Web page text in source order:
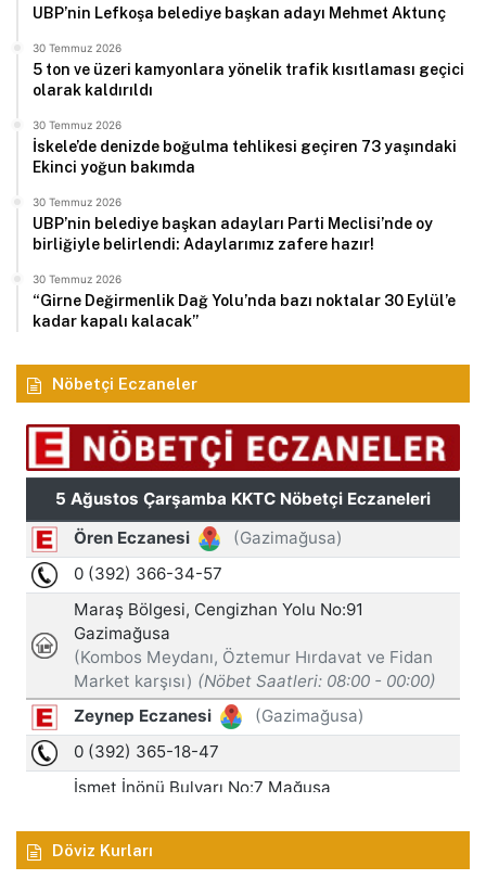
UBP’nin Lefkoşa belediye başkan adayı Mehmet Aktunç
30 Temmuz 2026
5 ton ve üzeri kamyonlara yönelik trafik kısıtlaması geçici
olarak kaldırıldı
30 Temmuz 2026
İskele’de denizde boğulma tehlikesi geçiren 73 yaşındaki
Ekinci yoğun bakımda
30 Temmuz 2026
UBP’nin belediye başkan adayları Parti Meclisi’nde oy
birliğiyle belirlendi: Adaylarımız zafere hazır!
30 Temmuz 2026
“Girne Değirmenlik Dağ Yolu’nda bazı noktalar 30 Eylül’e
kadar kapalı kalacak”
Nöbetçi Eczaneler
Döviz Kurları